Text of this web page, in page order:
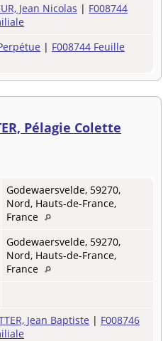
Jean Nicolas | F008744
| F008744 Feuille
Pélagie Colette
Godewaersvelde, 59270,
Nord, Hauts-de-France,
France
Godewaersvelde, 59270,
Nord, Hauts-de-France,
France
Jean Baptiste | F008746